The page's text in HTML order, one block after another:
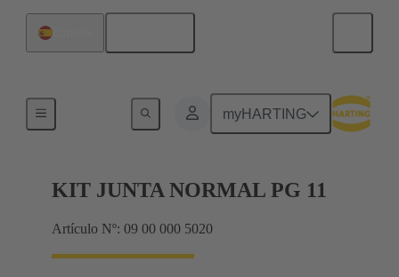
myHARTING
KIT JUNTA NORMAL PG 11
Artículo Nº: 09 00 000 5020